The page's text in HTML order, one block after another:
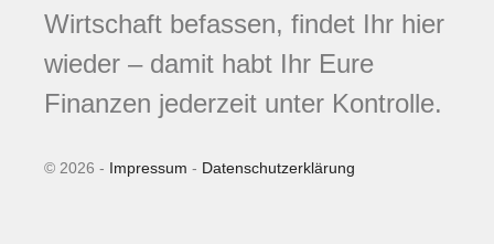
Wirtschaft befassen, findet Ihr hier
wieder – damit habt Ihr Eure
Finanzen jederzeit unter Kontrolle.
© 2026 - Impressum - Datenschutzerklärung